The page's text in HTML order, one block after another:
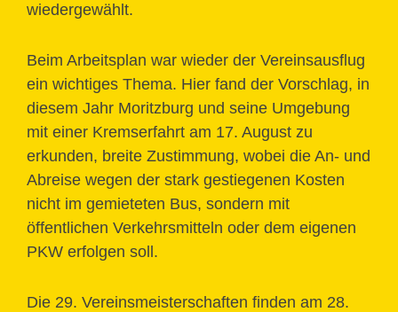
wiedergewählt.
Beim Arbeitsplan war wieder der Vereinsausflug
ein wichtiges Thema. Hier fand der Vorschlag, in
diesem Jahr Moritzburg und seine Umgebung
mit einer Kremserfahrt am 17. August zu
erkunden, breite Zustimmung, wobei die An- und
Abreise wegen der stark gestiegenen Kosten
nicht im gemieteten Bus, sondern mit
öffentlichen Verkehrsmitteln oder dem eigenen
PKW erfolgen soll.
Die 29. Vereinsmeisterschaften finden am 28.